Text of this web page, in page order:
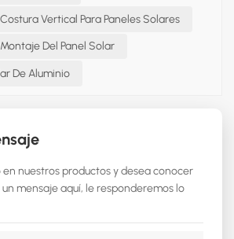
Vertical Para Paneles Solares
Del Panel Solar
De Aluminio
nuestros productos y desea conocer
mensaje aquí, le responderemos lo